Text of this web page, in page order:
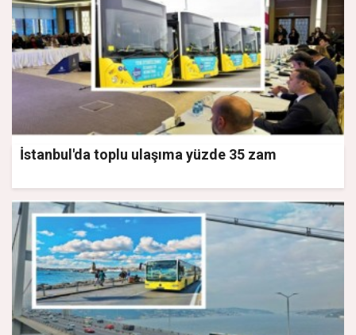
İstanbul'da toplu ulaşıma yüzde 35 zam